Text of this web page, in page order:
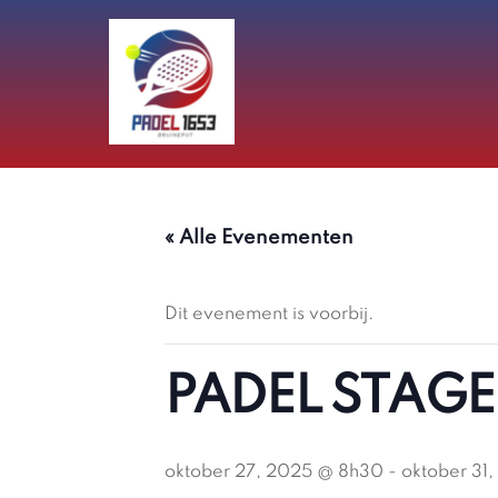
« Alle Evenementen
Dit evenement is voorbij.
PADEL STAGE
oktober 27, 2025 @ 8h30 - oktober